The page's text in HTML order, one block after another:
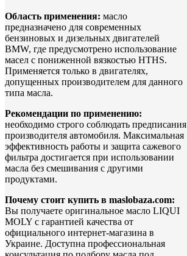
Область применения: масло
предназначено для современных
бензиновых и дизельных двигателей
BMW, где предусмотрено использование
масел с пониженной вязкостью HTHS.
Применяется только в двигателях,
допущенных производителем для данного
типа масла.
Рекомендации по применению:
необходимо строго соблюдать предписания
производителя автомобиля. Максимальная
эффективность работы и защита сажевого
фильтра достигается при использовании
масла без смешивания с другими
продуктами.
Почему стоит купить в maslobaza.com:
Вы получаете оригинальное масло LIQUI
MOLY с гарантией качества от
официального интернет-магазина в
Украине. Доступна профессиональная